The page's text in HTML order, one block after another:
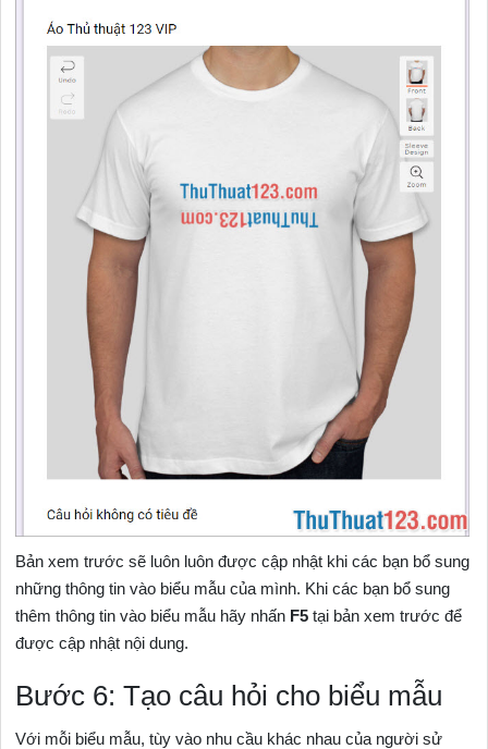
Bản xem trước sẽ luôn luôn được cập nhật khi các bạn bổ sung
những thông tin vào biểu mẫu của mình. Khi các bạn bổ sung
thêm thông tin vào biểu mẫu hãy nhấn F5 tại bản xem trước để
được cập nhật nội dung.
Bước 6: Tạo câu hỏi cho biểu mẫu
Với mỗi biểu mẫu, tùy vào nhu cầu khác nhau của người sử